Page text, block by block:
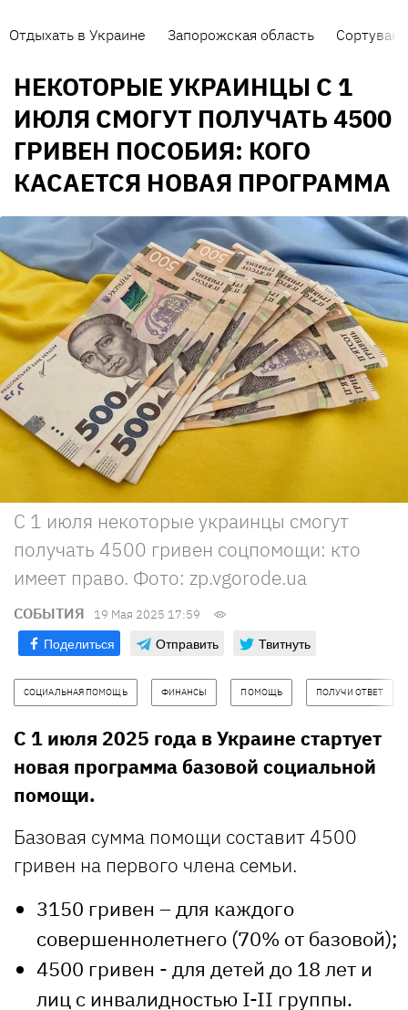
Отдыхать в Украине Запорожская область
НЕКОТОРЫЕ УКРАИНЦЫ С 1
ИЮЛЯ СМОГУТ ПОЛУЧАТЬ 4500
ГРИВЕН ПОСОБИЯ: КОГО
КАСАЕТСЯ НОВАЯ ПРОГРАММА
С 1 июля некоторые украинцы смогут
получать 4500 гривен соцпомощи: кто
имеет право. Фото: zp.vgorode.ua
СОБЫТИЯ 19 Мая 2025 17:59
Поделиться Отправить Твитнуть
СОЦИАЛЬНАЯ ПОМОЩЬ ФИНАНСЫ ПОМОЩЬ ПОЛУЧИ ОТВЕТ
С 1 июля 2025 года в Украине стартует
новая программа базовой социальной
помощи.
Базовая сумма помощи составит 4500
гривен на первого члена семьи.
3150 гривен – для каждого
совершеннолетнего (70% от базовой);
4500 гривен - для детей до 18 лет и
лиц с инвалидностью I-II группы.